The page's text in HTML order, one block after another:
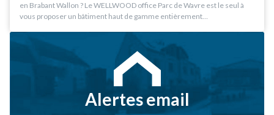
en Brabant Wallon ? Le WELLWOOD office Parc de Wavre est le seul à
vous proposer un bâtiment haut de gamme entièrement…
Alertes email